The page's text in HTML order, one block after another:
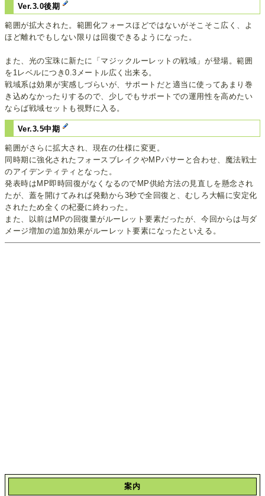
Ver.3.0後期
範囲が拡大された。範囲化フォースほどではないがそこそこ広く、よ
ほど離れでもしない限りは回復できるようになった。
また、光の宝珠に新たに「マジックルーレットの戦域」が登場。範囲
を1レベルにつき0.3メートル広く出来る。
戦域系は効果が実感しづらいが、サポートだと適当に使ってあまり巻
き込めなかったりするので、少しでもサポートでの運用性を高めたい
ならば戦域セットも視野に入る。
Ver.3.5中期
範囲がさらに拡大され、現在の仕様に変更。
同時期に強化されたフォースブレイクやMPパサーと合わせ、魔法戦士
のアイデンティティとなった。
発表時はMP即時回復がなくなるのでMP供給方法の見直しを懸念され
たが、蓋を開けてみれば発動から3秒で全回復と、むしろ大幅に安定化
されたため全くの杞憂に終わった。
また、以前はMPの回復量がルーレット要素だったが、今回からは与ダ
メージ増加の追加効果がルーレット要素になったといえる。
案内